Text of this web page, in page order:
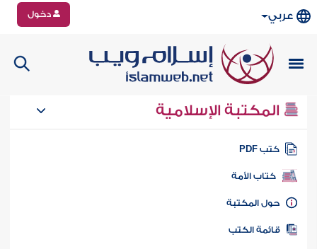
عربي دخول
المكتبة الإسلامية
كتب PDF
كتاب الأمة
المكتبة